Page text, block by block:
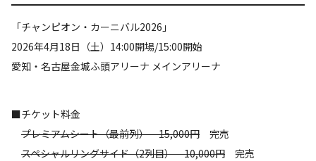
「チャンピオン・カーニバル2026」
2026年4月18日（土）14:00開場/15:00開始
愛知・名古屋金城ふ頭アリーナ メインアリーナ
■チケット料金
プレミアムシート（最前列） 15,000円 完売
スペシャルリングサイド（2列目） 10,000円 完売